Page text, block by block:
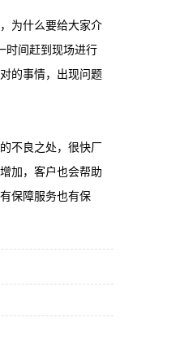
为什么要给大家介
时间赶到现场进行
的事情，出现问题
不良之处，很快厂
加，客户也会帮助
保障服务也有保